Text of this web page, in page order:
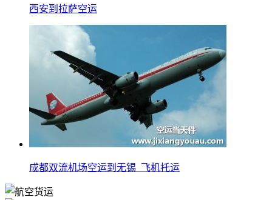
西安到拉萨空运
成都双流机场空运到无锡_飞机托运